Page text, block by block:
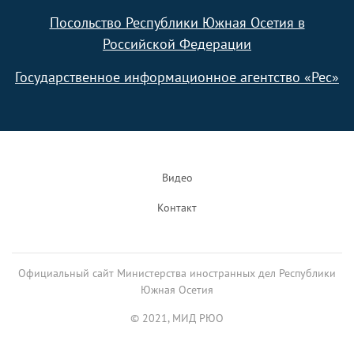
Посольство Республики Южная Осетия в
Российской Федерации
Государственное информационное агентство «Рес»
Видео
Контакт
Официальный сайт Министерства иностранных дел Республики
Южная Осетия
© 2021, МИД РЮО